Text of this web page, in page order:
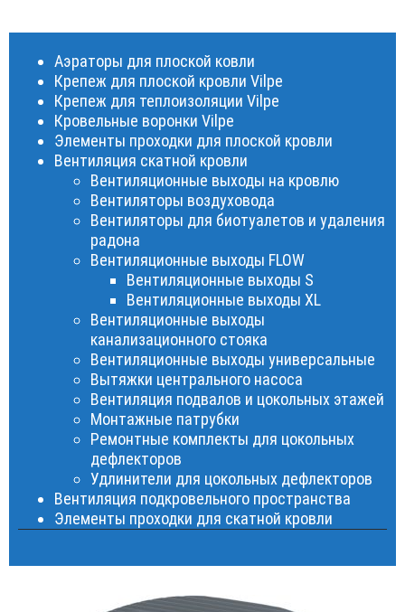
Аэраторы для плоской ковли
Крепеж для плоской кровли Vilpe
Крепеж для теплоизоляции Vilpe
Кровельные воронки Vilpe
Элементы проходки для плоской кровли
Вентиляция скатной кровли
Вентиляционные выходы на кровлю
Вентиляторы воздуховода
Вентиляторы для биотуалетов и удаления
радона
Вентиляционные выходы FLOW
Вентиляционные выходы S
Вентиляционные выходы XL
Вентиляционные выходы
канализационного стояка
Вентиляционные выходы универсальные
Вытяжки центрального насоса
Вентиляция подвалов и цокольных этажей
Монтажные патрубки
Ремонтные комплекты для цокольных
дефлекторов
Удлинители для цокольных дефлекторов
Вентиляция подкровельного пространства
Элементы проходки для скатной кровли